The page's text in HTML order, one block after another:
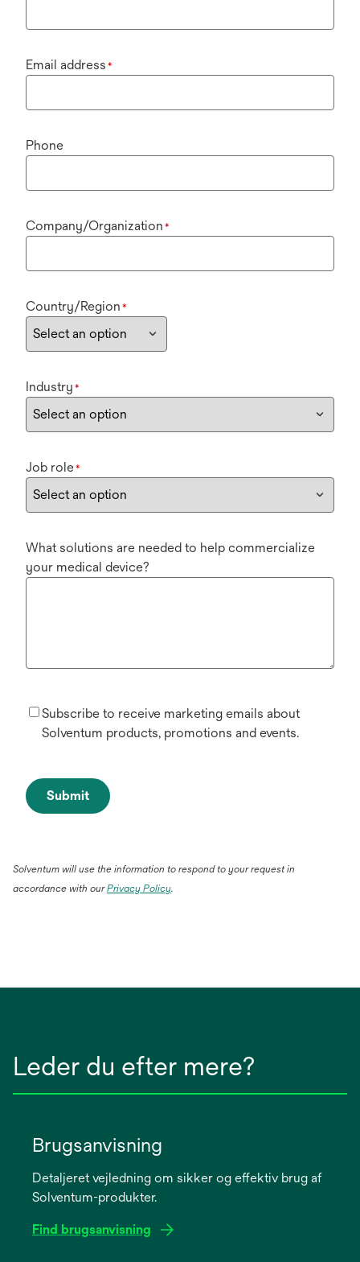
Email address *
Phone
Company/Organization *
Country/Region *
Industry *
Job role*
What solutions are needed to help commercialize
your medical device?
Subscribe to receive marketing emails about
Solventum products, promotions and events.
Submit
Solventum will use the information to respond to your request in
accordance with ourPrivacy Policy.
Leder du efter mere?
Brugsanvisning
Detaljeret vejledning om sikker og effektiv brug af
Solventum-produkter.
Find brugsanvisning